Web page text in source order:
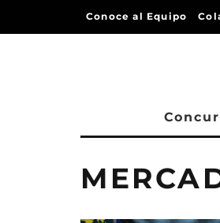
Conoce al Equipo